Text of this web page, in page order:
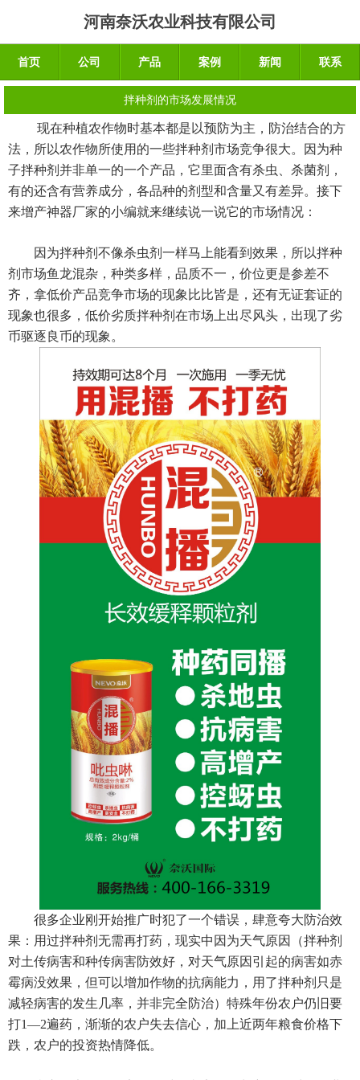
河南奈沃农业科技有限公司
首页 公司 产品 案例 新闻 联系
拌种剂的市场发展情况
现在种植农作物时基本都是以预防为主，防治结合的方
法，所以农作物所使用的一些拌种剂市场竞争很大。因为种
子拌种剂并非单一的一个产品，它里面含有杀虫、杀菌剂，
有的还含有营养成分，各品种的剂型和含量又有差异。接下
来增产神器厂家的小编就来继续说一说它的市场情况：
因为拌种剂不像杀虫剂一样马上能看到效果，所以拌种
剂市场鱼龙混杂，种类多样，品质不一，价位更是参差不
齐，拿低价产品竞争市场的现象比比皆是，还有无证套证的
现象也很多，低价劣质拌种剂在市场上出尽风头，出现了劣
币驱逐良币的现象。
很多企业刚开始推广时犯了一个错误，肆意夸大防治效
果：用过拌种剂无需再打药，现实中因为天气原因（拌种剂
对土传病害和种传病害防效好，对天气原因引起的病害如赤
霉病没效果，但可以增加作物的抗病能力，用了拌种剂只是
减轻病害的发生几率，并非完全防治）特殊年份农户仍旧要
打1—2遍药，渐渐的农户失去信心，加上近两年粮食价格下
跌，农户的投资热情降低。